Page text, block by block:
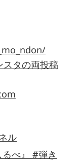
タの両投稿
べ』 #弾き